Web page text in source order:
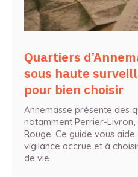
Quartiers
sous haute
pour bien choisir
Annemasse présente des
notamment Perrier-
Rouge. Ce guide vous
vigilance accrue et à
de vie.